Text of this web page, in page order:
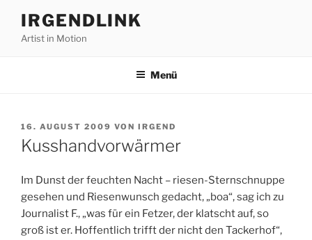
Inhalt
springen
IRGENDLINK
Artist in Motion
Menü
VERÖFFENTLICHT
AM
16. AUGUST 2009 VON IRGEND
Kusshandvorwärmer
Im Dunst der feuchten Nacht – riesen-Sternschnuppe
gesehen und Riesenwunsch gedacht, „boa“, sag ich zu
Journalist F., „was für ein Fetzer, der klatscht auf, so
groß ist er. Hoffentlich trifft der nicht den Tackerhof“,